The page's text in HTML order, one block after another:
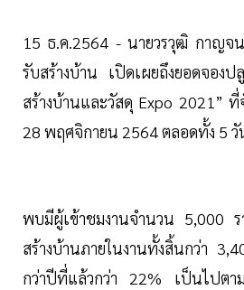
15 ธ.ค.2564 - นายวรวุฒิ กาญจ
รับสร้างบ้าน เปิดเผยถึงยอดจอง
สร้างบ้านและวัสดุ Expo 2021”
28 พฤศจิกายน 2564 ตลอดทั้ง 5 วั
พบมีผู้เข้าชมงานจำนวน 5,000
สร้างบ้านภายในงานทั้งสิ้นกว่า
กว่าปีที่แล้วกว่า 22% เป็นไปตา